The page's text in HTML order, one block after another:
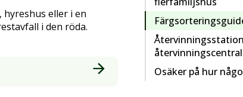
hyreshus eller i en
i den röda.
Osäker på hur